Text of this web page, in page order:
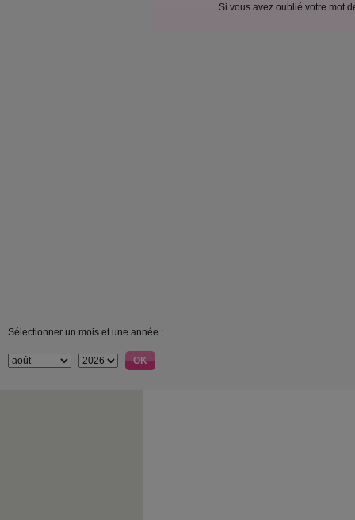
Si vous avez oublié votre mot
Sélectionner un mois et une année :